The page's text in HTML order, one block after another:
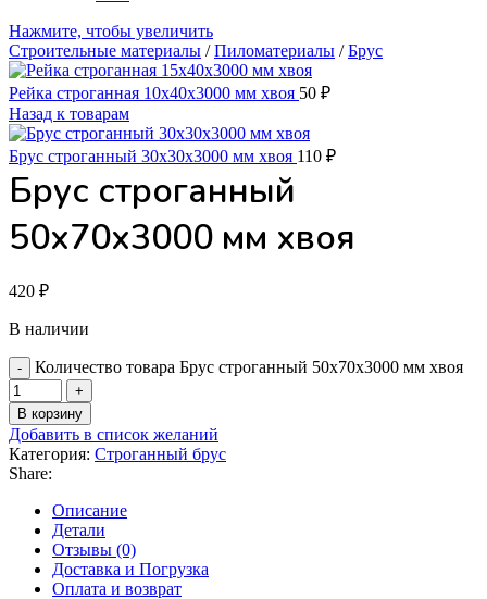
Нажмите, чтобы увеличить
Строительные материалы /Пиломатериалы /Брус
Рейка строганная 10х40х3000 мм хвоя 50 ₽
Назад к товарам
Брус строганный 30х30х3000 мм хвоя 110 ₽
Брус строганный
50х70х3000 мм хвоя
420 ₽
В наличии
Количество товара Брус строганный 50х70х3000 мм хвоя
В корзину
Добавить в список желаний
Категория: Строганный брус
Share:
Описание
Детали
Отзывы (0)
Доставка и Погрузка
Оплата и возврат